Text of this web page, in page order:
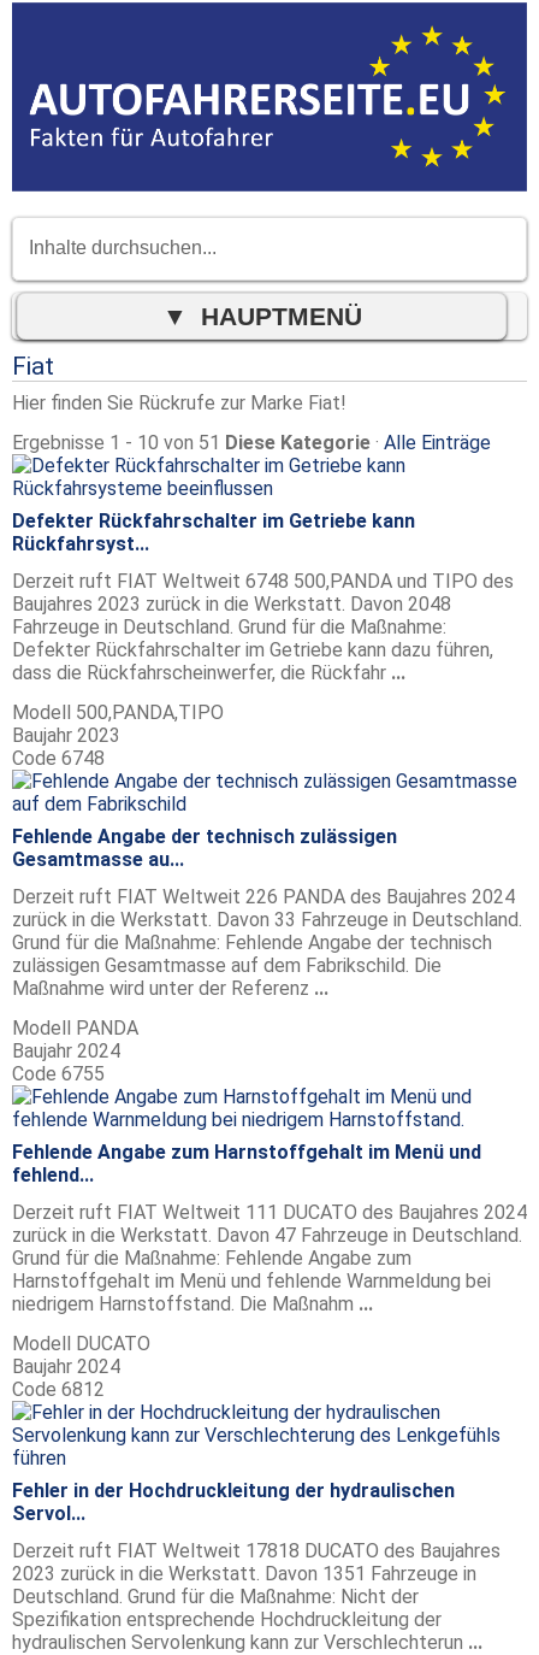
Fiat
Hier finden Sie Rückrufe zur Marke Fiat!
Ergebnisse 1 - 10 von 51 Diese Kategorie · Alle Einträge
Defekter Rückfahrschalter im Getriebe kann
Rückfahrsyst...
Derzeit ruft FIAT Weltweit 6748 500,PANDA und TIPO des
Baujahres 2023 zurück in die Werkstatt. Davon 2048
Fahrzeuge in Deutschland. Grund für die Maßnahme:
Defekter Rückfahrschalter im Getriebe kann dazu führen,
dass die Rückfahrscheinwerfer, die Rückfahr ...
Modell 500,PANDA,TIPO
Baujahr 2023
Code 6748
Fehlende Angabe der technisch zulässigen
Gesamtmasse au...
Derzeit ruft FIAT Weltweit 226 PANDA des Baujahres 2024
zurück in die Werkstatt. Davon 33 Fahrzeuge in Deutschland.
Grund für die Maßnahme: Fehlende Angabe der technisch
zulässigen Gesamtmasse auf dem Fabrikschild. Die
Maßnahme wird unter der Referenz ...
Modell PANDA
Baujahr 2024
Code 6755
Fehlende Angabe zum Harnstoffgehalt im Menü und
fehlend...
Derzeit ruft FIAT Weltweit 111 DUCATO des Baujahres 2024
zurück in die Werkstatt. Davon 47 Fahrzeuge in Deutschland.
Grund für die Maßnahme: Fehlende Angabe zum
Harnstoffgehalt im Menü und fehlende Warnmeldung bei
niedrigem Harnstoffstand. Die Maßnahm ...
Modell DUCATO
Baujahr 2024
Code 6812
Fehler in der Hochdruckleitung der hydraulischen
Servol...
Derzeit ruft FIAT Weltweit 17818 DUCATO des Baujahres
2023 zurück in die Werkstatt. Davon 1351 Fahrzeuge in
Deutschland. Grund für die Maßnahme: Nicht der
Spezifikation entsprechende Hochdruckleitung der
hydraulischen Servolenkung kann zur Verschlechterun ...